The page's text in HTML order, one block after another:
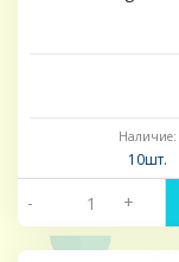
Наличие:
10шт.
- +